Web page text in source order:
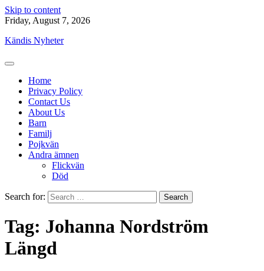
Skip to content
Friday, August 7, 2026
Kändis Nyheter
Home
Privacy Policy
Contact Us
About Us
Barn
Familj
Pojkvän
Andra ämnen
Flickvän
Död
Search for:
Tag: Johanna Nordström
Längd